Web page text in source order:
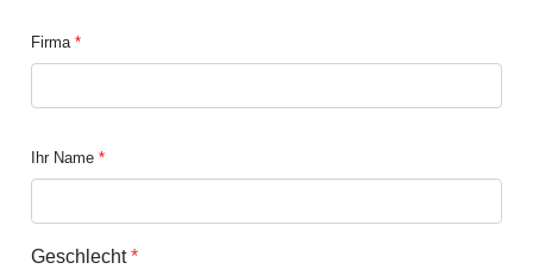
Firma
Ihr Name
Geschlecht *